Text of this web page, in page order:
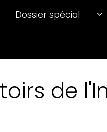
Dossier spécial
de